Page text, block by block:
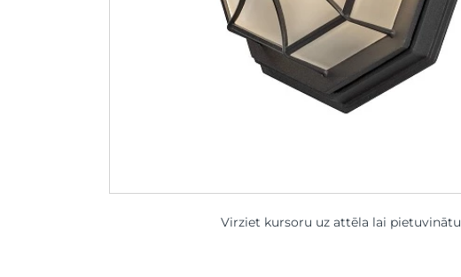
Virziet kursoru uz attēla lai pietuvinātu